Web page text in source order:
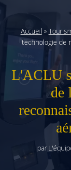
Accueil »
technologie de
L'ACLU
de
par